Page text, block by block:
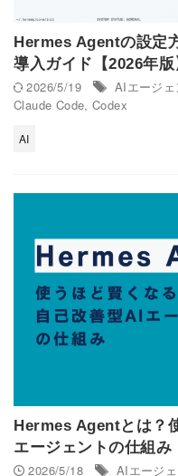
Hermes Agentの設定
導入ガイド【2026年版
2026/5/19
AIエージェ
Claude Code,Codex
AI
Hermes Agentとは？
エージェントの仕組み
2026/5/18
AIエージ